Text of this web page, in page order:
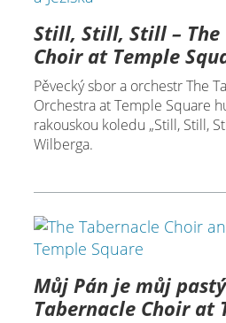
Still, Still, Still – The
Choir at Temple
Pěvecký sbor a orchestr The
Orchestra at Temple Square
rakouskou koledu „Still, Still,
Wilberga.
Můj Pán je můj
Tabernacle Choir at